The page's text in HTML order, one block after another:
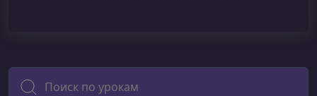
Поиск